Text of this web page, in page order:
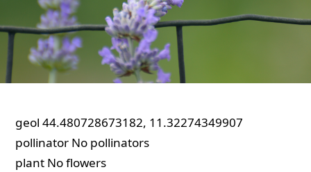
geol 44.480728673182, 11.32274349907
pollinator No pollinators
plant No flowers